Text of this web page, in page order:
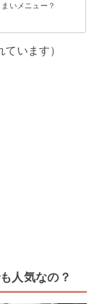
いメニュー？
います）
人気なの？